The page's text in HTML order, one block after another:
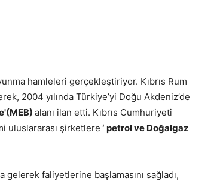
hamleleri gerçekleştiriyor. Kıbrıs Rum
2004 yılında Türkiye’yi Doğu Akdeniz’de
alanı ilan etti. Kıbrıs Cumhuriyeti
uluslararası şirketlere ‘ petrol ve Doğalgaz
gelerek faliyetlerine başlamasını sağladı,